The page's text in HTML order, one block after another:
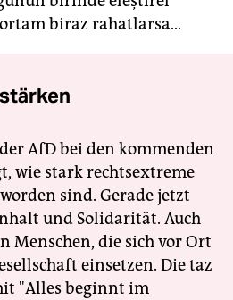
biraz rahatlarsa…
AfD bei den kommenden
wie stark rechtsextreme
sind. Gerade jetzt
und Solidarität. Auch
Menschen, die sich vor Ort
einsetzen. Die taz
"Alles beginnt im